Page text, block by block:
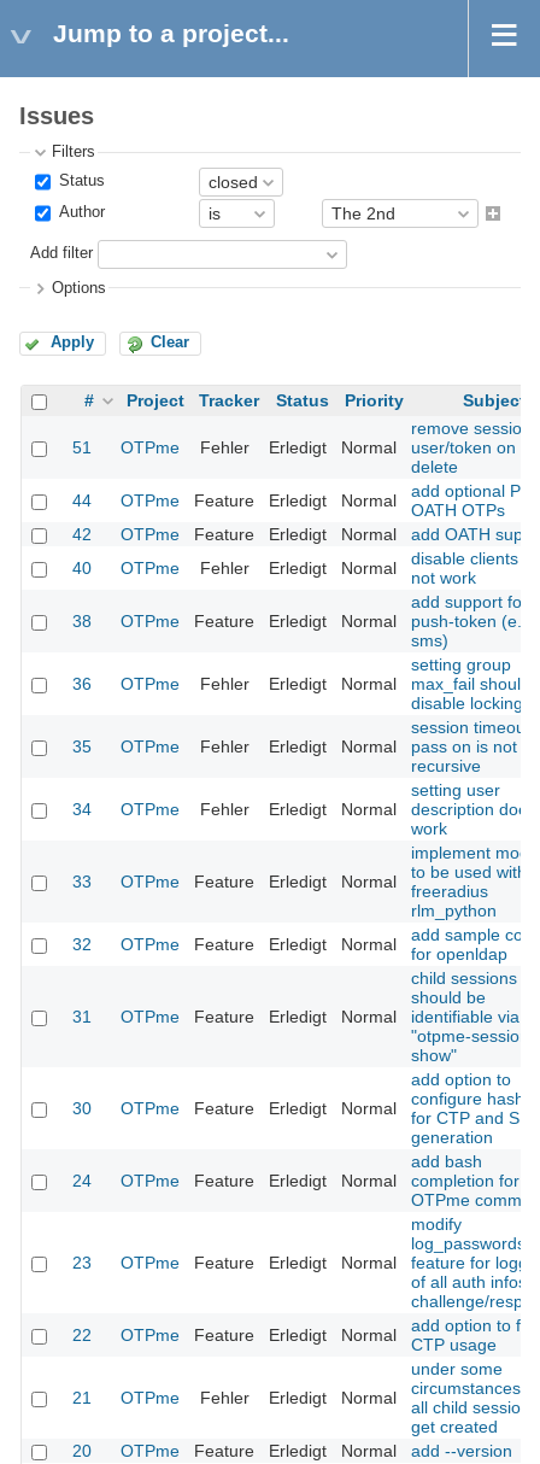
Jump to a project...
Issues
Filters
Status
Author
Add filter
Options
Apply Clear
# Project Tracker Status Priority Subject
51 OTPme Fehler Erledigt Normal
remove
user/token on
delete
44
OTPme Feature Erledigt Normal
add optional
OATH OTPs
42
OTPme Feature Erledigt Normal
add OATH
40
OTPme Fehler Erledigt Normal
disable clients
not work
38 OTPme Feature Erledigt Normal
add support for
push-token (e.g.
sms)
36 OTPme Fehler Erledigt Normal
setting group
max_fail should
disable locking
35 OTPme Fehler Erledigt Normal
session timeout
pass on is not
recursive
34 OTPme Fehler Erledigt Normal
setting user
description does
work
33 OTPme Feature Erledigt Normal
implement
to be used with
freeradius
rlm_python
32
OTPme Feature Erledigt Normal
add sample
for openldap
31 OTPme Feature Erledigt Normal
child sessions
should be
identifiable via
"otpme-session
show"
30 OTPme Feature Erledigt Normal
add option to
configure hash
for CTP and SLP
generation
24 OTPme Feature Erledigt Normal
add bash
completion for
OTPme
23 OTPme Feature Erledigt Normal
modify
log_passwords
feature for
of all auth infos
challenge/
22
OTPme Feature Erledigt Normal
add option to
CTP usage
21 OTPme Fehler Erledigt Normal
under some
circumstances
all child sessions
get created
20
OTPme Feature Erledigt Normal add --version